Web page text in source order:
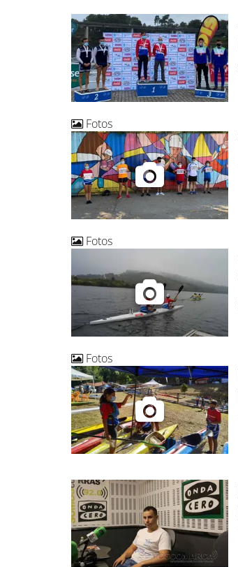
Fotos
Fotos
Fotos